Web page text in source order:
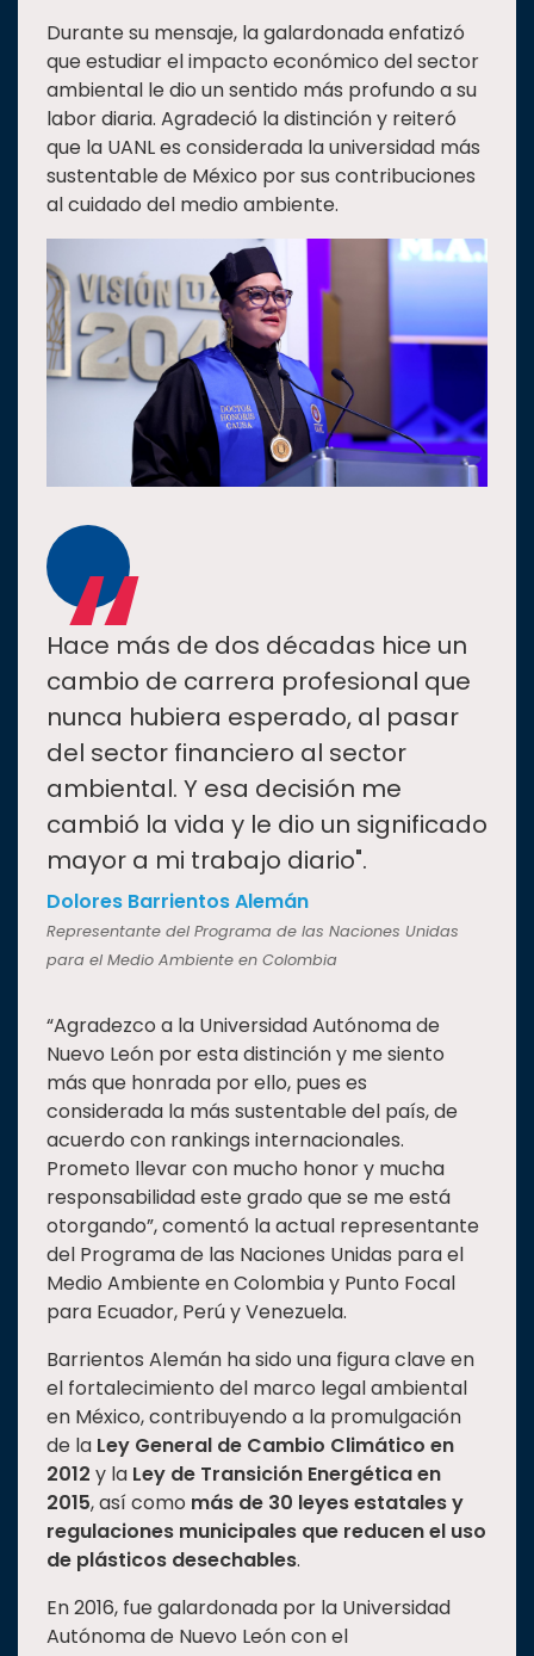
Durante su mensaje, la galardonada enfatizó
que estudiar el impacto económico del sector
ambiental le dio un sentido más profundo a su
labor diaria. Agradeció la distinción y reiteró
que la UANL es considerada la universidad más
sustentable de México por sus contribuciones
al cuidado del medio ambiente.
“
Hace más de dos décadas hice un
cambio de carrera profesional que
nunca hubiera esperado, al pasar
del sector financiero al sector
ambiental. Y esa decisión me
cambió la vida y le dio un significado
mayor a mi trabajo diario".
Dolores Barrientos Alemán
Representante del Programa de las Naciones Unidas
para el Medio Ambiente en Colombia
“Agradezco a la Universidad Autónoma de
Nuevo León por esta distinción y me siento
más que honrada por ello, pues es
considerada la más sustentable del país, de
acuerdo con rankings internacionales.
Prometo llevar con mucho honor y mucha
responsabilidad este grado que se me está
otorgando”, comentó la actual representante
del Programa de las Naciones Unidas para el
Medio Ambiente en Colombia y Punto Focal
para Ecuador, Perú y Venezuela.
Barrientos Alemán ha sido una figura clave en
el fortalecimiento del marco legal ambiental
en México, contribuyendo a la promulgación
de la Ley General de Cambio Climático en
2012 y la Ley de Transición Energética en
2015, así como más de 30 leyes estatales y
regulaciones municipales que reducen el uso
de plásticos desechables.
En 2016, fue galardonada por la Universidad
Autónoma de Nuevo León con el